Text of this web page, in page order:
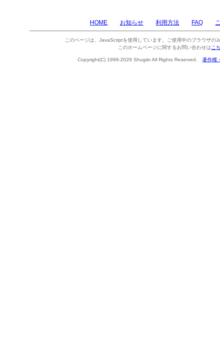
HOME お知らせ 利用方法 FAQ
このページは、JavaScriptを使用しています。ご使用中のブラウザの
このホームページに関するお問い合わせは こ
Copyright(C) 1999-2026 Shugiin All Rights Reserved. 著作権